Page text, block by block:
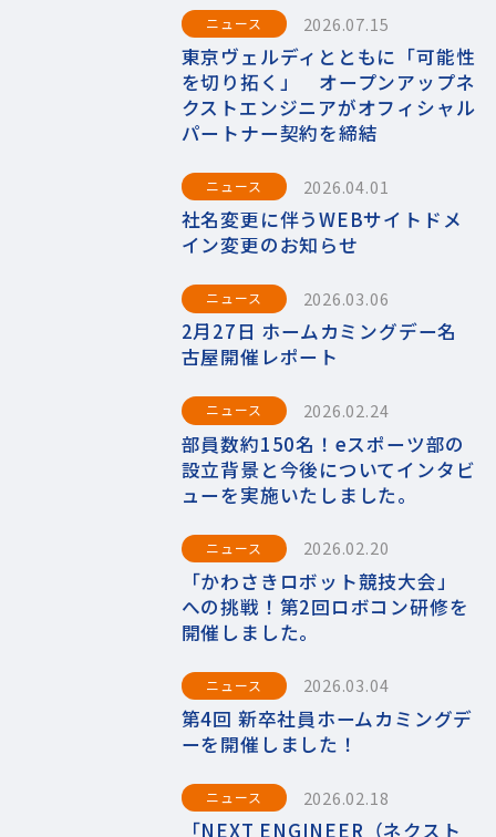
ニュース 2026.07.15
東京ヴェルディとともに「可能性
を切り拓く」 オープンアップネ
クストエンジニアがオフィシャル
パートナー契約を締結
ニュース 2026.04.01
社名変更に伴うWEBサイトドメ
イン変更のお知らせ
ニュース 2026.03.06
2月27日 ホームカミングデー名
古屋開催レポート
ニュース 2026.02.24
部員数約150名！eスポーツ部の
設立背景と今後についてインタビ
ューを実施いたしました。
ニュース 2026.02.20
「かわさきロボット競技大会」
への挑戦！第2回ロボコン研修を
開催しました。
ニュース 2026.03.04
第4回 新卒社員ホームカミングデ
ーを開催しました！
ニュース 2026.02.18
「NEXT ENGINEER（ネクスト